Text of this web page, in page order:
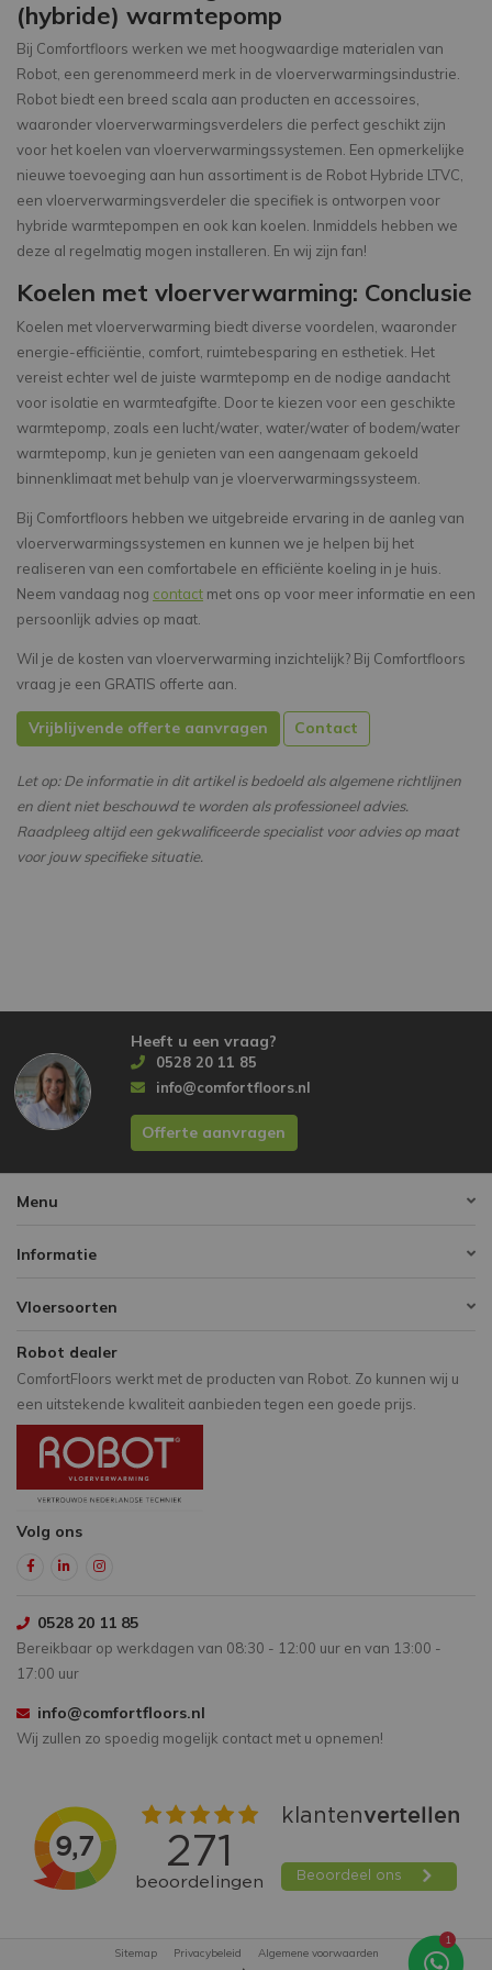
(hybride) warmtepomp
Bij Comfortfloors werken we met hoogwaardige materialen van
Robot, een gerenommeerd merk in de vloerverwarmingsindustrie.
Robot biedt een breed scala aan producten en accessoires,
waaronder vloerverwarmingsverdelers die perfect geschikt zijn
voor het koelen van vloerverwarmingssystemen. Een opmerkelijke
nieuwe toevoeging aan hun assortiment is de Robot Hybride LTVC,
een vloerverwarmingsverdeler die specifiek is ontworpen voor
hybride warmtepompen en ook kan koelen. Inmiddels hebben we
deze al regelmatig mogen installeren. En wij zijn fan!
Koelen met vloerverwarming: Conclusie
Koelen met vloerverwarming biedt diverse voordelen, waaronder
energie-efficiëntie, comfort, ruimtebesparing en esthetiek. Het
vereist echter wel de juiste warmtepomp en de nodige aandacht
voor isolatie en warmteafgifte. Door te kiezen voor een geschikte
warmtepomp, zoals een lucht/water, water/water of bodem/water
warmtepomp, kun je genieten van een aangenaam gekoeld
binnenklimaat met behulp van je vloerverwarmingssysteem.
Bij Comfortfloors hebben we uitgebreide ervaring in de aanleg van
vloerverwarmingssystemen en kunnen we je helpen bij het
realiseren van een comfortabele en efficiënte koeling in je huis.
Neem vandaag nog contact met ons op voor meer informatie en een
persoonlijk advies op maat.
Wil je de kosten van vloerverwarming inzichtelijk? Bij Comfortfloors
vraag je een GRATIS offerte aan.
Vrijblijvende offerte aanvragen Contact
Let op: De informatie in dit artikel is bedoeld als algemene richtlijnen
en dient niet beschouwd te worden als professioneel advies.
Raadpleeg altijd een gekwalificeerde specialist voor advies op maat
voor jouw specifieke situatie.
Heeft u een vraag?
0528 20 11 85
info@comfortfloors.nl
Offerte aanvragen
Menu
Informatie
Vloersoorten
Robot dealer
ComfortFloors werkt met de producten van Robot. Zo kunnen wij u
een uitstekende kwaliteit aanbieden tegen een goede prijs.
Volg ons
0528 20 11 85
Bereikbaar op werkdagen van 08:30 - 12:00 uur en van 13:00 -
17:00 uur
info@comfortfloors.nl
Wij zullen zo spoedig mogelijk contact met u opnemen!
Sitemap Privacybeleid Algemene voorwaarden
1